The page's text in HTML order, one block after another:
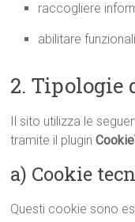
raccogliere
abilitare
2.
Il sito utilizza le
tramite il plugin
a) Cookie
Questi cookie sono